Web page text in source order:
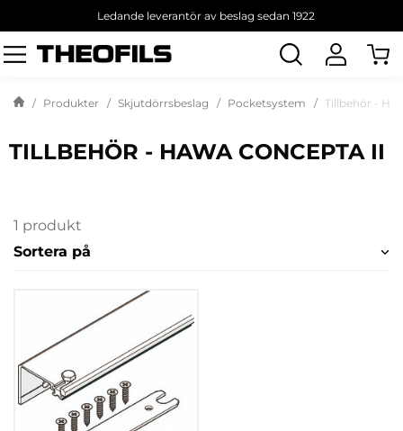
Ledande leverantör av beslag sedan 1922
Sök
produkt
Produkter Skjutdörrsbeslag Pocketsystem Tillbehör -
TILLBEHÖR - HAWA CONCEPTA II
1 produkt
Sortera på